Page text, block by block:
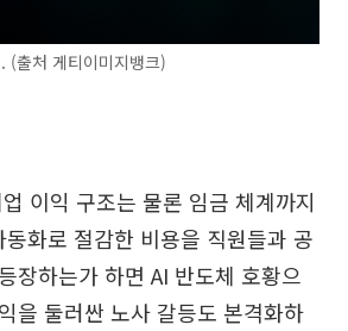
출처 게티이미지뱅크)
이익 구조는 물론 임금 체계까지
화로 절감한 비용을 직원들과 공
장하는가 하면 AI 반도체 호황으
을 둘러싼 노사 갈등도 본격화하